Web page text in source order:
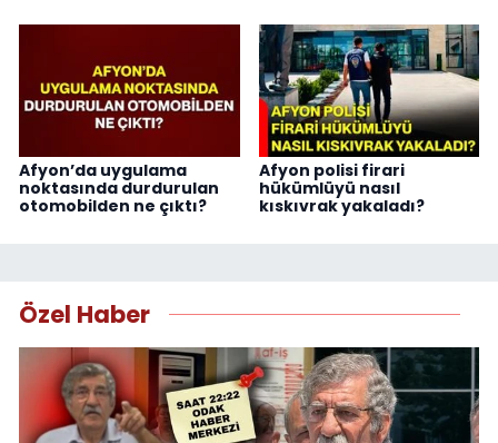
Afyon’da uygulama
noktasında durdurulan
otomobilden ne çıktı?
Afyon polisi firari
hükümlüyü nasıl
kıskıvrak yakaladı?
Özel Haber